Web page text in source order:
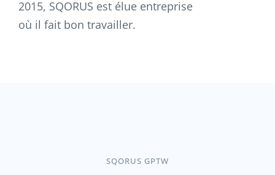
2015, SQORUS est élue entreprise
où il fait bon travailler.
SQORUS GPTW